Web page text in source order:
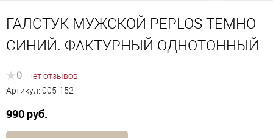
ГАЛСТУК МУЖСКОЙ PEPLOS ТЕМНО-
СИНИЙ. ФАКТУРНЫЙ ОДНОТОННЫЙ
0
нет отзывов
Артикул: 005-152
990 руб.